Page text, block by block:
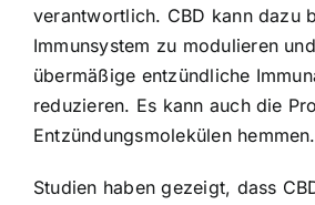
verantwortlich. CBD kann dazu
Immunsystem zu modulieren
übermäßige entzündliche
reduzieren. Es kann auch die
Entzündungsmolekülen hemmen.
Studien haben gezeigt, dass